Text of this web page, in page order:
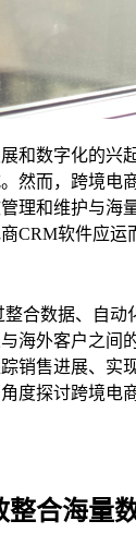
和数字化的兴
然而，跨境电
理和维护与海
CRM软件应运
合数据、自动
海外客户之间
销售进展、实
度探讨跨境电
整合海量